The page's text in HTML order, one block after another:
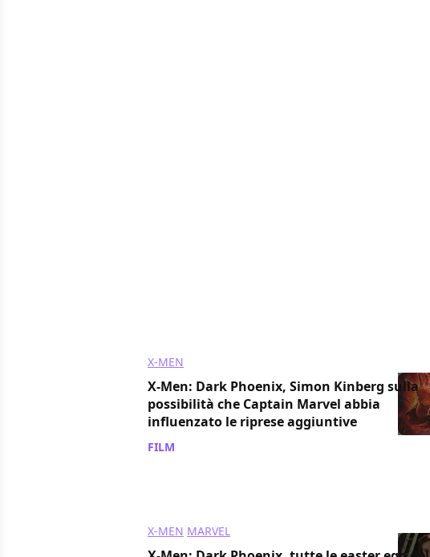
X-MEN
X-Men: Dark Phoenix, Simon Kinberg sulla
possibilità che Captain Marvel abbia
influenzato le riprese aggiuntive
FILM
X-MEN MARVEL